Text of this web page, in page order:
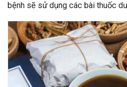
bệnh sẽ sử dụng các bài thuốc